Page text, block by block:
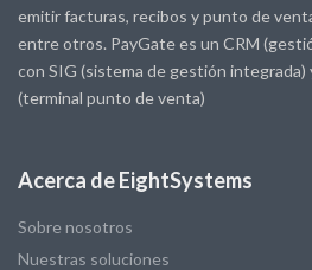
emitir facturas, recibos y punto de
entre otros. PayGate es un CRM
con SIG (sistema de gestión
(terminal punto de venta)
Acerca de EightSystems
Sobre nosotros
Nuestras soluciones